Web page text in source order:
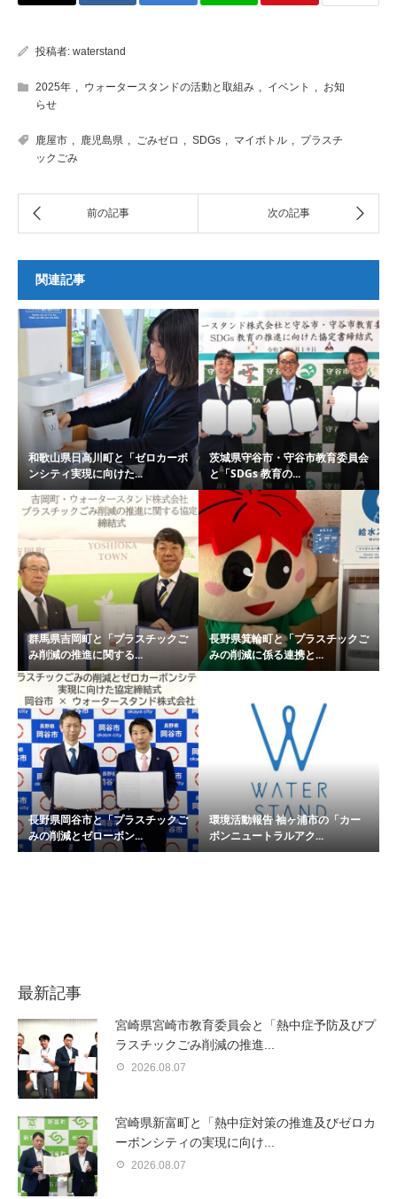
投稿者: waterstand
2025年 ウォータースタンドの活動と取組み イベント
お知
らせ
鹿屋市 鹿児島県 ごみゼロ SDGs マイボトル
プラスチ
ックごみ
関連記事
和歌山県日高川町と「ゼロカーボ
ンシティ実現に向けた...
茨城県守谷市・守谷市教育委員会
と「SDGs 教育の...
群馬県吉岡町と「プラスチックご
み削減の推進に関する...
長野県箕輪町と「プラスチックご
みの削減に係る連携と...
長野県岡谷市と「プラスチックご
みの削減とゼローボン...
環境活動報告 袖ヶ浦市の「カー
ボンニュートラルアク...
最新記事
宮崎県宮崎市教育委員会と「熱中症予防及びプ
ラスチックごみ削減の推進...
2026.08.07
宮崎県新富町と「熱中症対策の推進及びゼロカ
ーボンシティの実現に向け...
2026.08.07